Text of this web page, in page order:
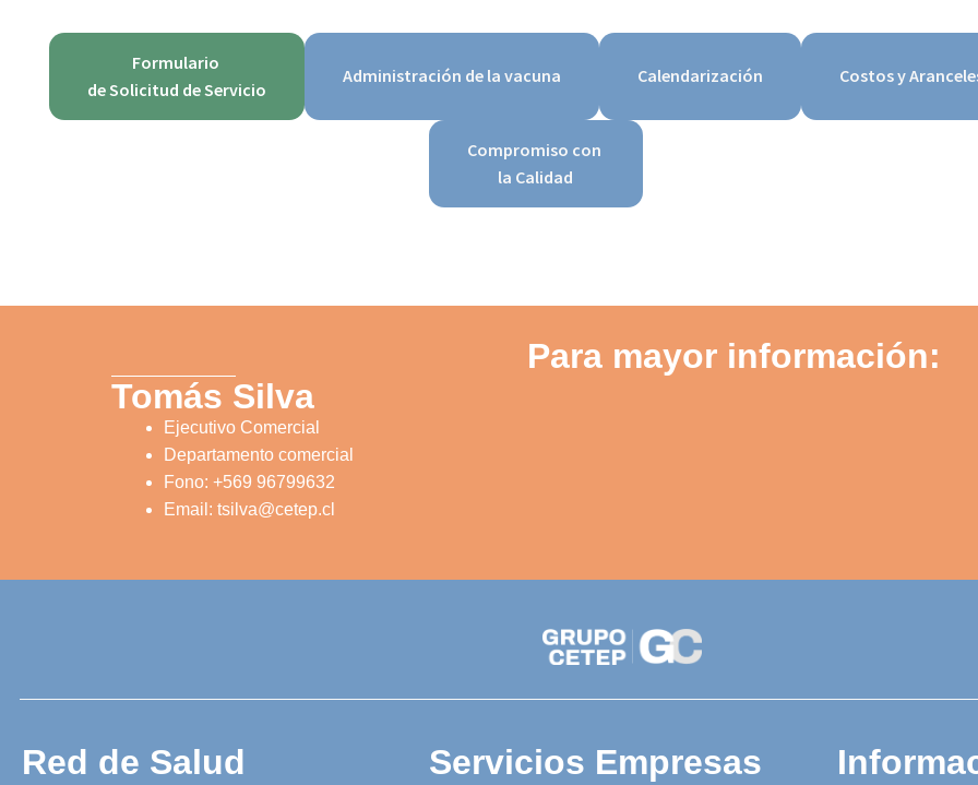
Formulario
de Solicitud de Servicio
Administración de la vacuna Calendarización Costos y
Compromiso con
la Calidad
Para mayor información:
Tomás Silva
Ejecutivo Comercial
Departamento comercial
Fono: +569 96799632
Email: tsilva@cetep.cl
Red de Salud Servicios Empresas